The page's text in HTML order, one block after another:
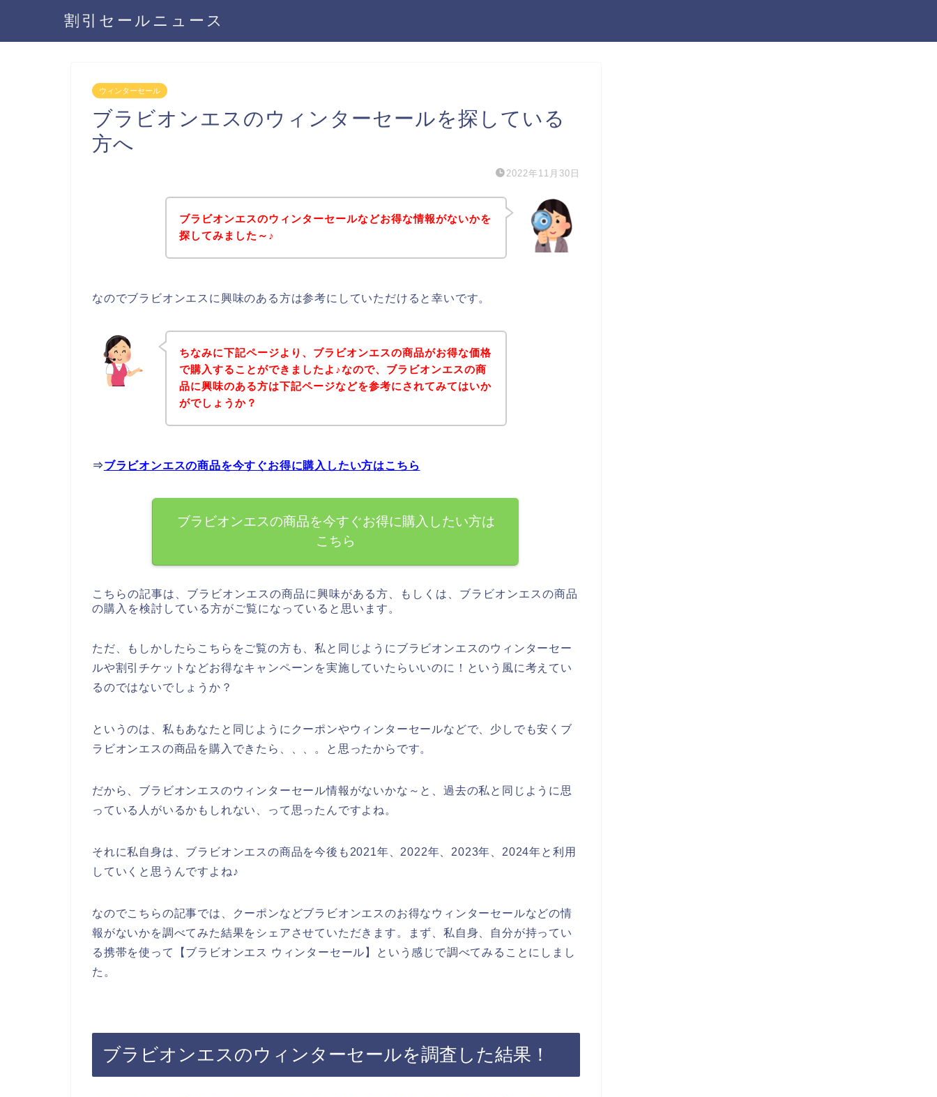
割引セールニュース
ウィンターセール
ブラビオンエスのウィンターセールを探している
方へ
2022年11月30日
ブラビオンエスのウィンターセールなどお得な情報がないかを
探してみました～♪
なのでブラビオンエスに興味のある方は参考にしていただけると幸いです。
ちなみに下記ページより、ブラビオンエスの商品がお得な価格
で購入することができましたよ♪なので、ブラビオンエスの商
品に興味のある方は下記ページなどを参考にされてみてはいか
がでしょうか？
⇒ブラビオンエスの商品を今すぐお得に購入したい方はこちら
ブラビオンエスの商品を今すぐお得に購入したい方は
こちら
こちらの記事は、ブラビオンエスの商品に興味がある方、もしくは、ブラビオンエスの商品
の購入を検討している方がご覧になっていると思います。
ただ、もしかしたらこちらをご覧の方も、私と同じようにブラビオンエスのウィンターセー
ルや割引チケットなどお得なキャンペーンを実施していたらいいのに！という風に考えてい
るのではないでしょうか？
というのは、私もあなたと同じようにクーポンやウィンターセールなどで、少しでも安くブ
ラビオンエスの商品を購入できたら、、、。と思ったからです。
だから、ブラビオンエスのウィンターセール情報がないかな～と、過去の私と同じように思
っている人がいるかもしれない、って思ったんですよね。
それに私自身は、ブラビオンエスの商品を今後も2021年、2022年、2023年、2024年と利用
していくと思うんですよね♪
なのでこちらの記事では、クーポンなどブラビオンエスのお得なウィンターセールなどの情
報がないかを調べてみた結果をシェアさせていただきます。まず、私自身、自分が持ってい
る携帯を使って【ブラビオンエス ウィンターセール】という感じで調べてみることにしまし
た。
ブラビオンエスのウィンターセールを調査した結果！